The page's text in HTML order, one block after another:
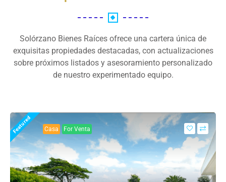
Solórzano Bienes Raíces ofrece una cartera única de
exquisitas propiedades destacadas, con actualizaciones
sobre próximos listados y asesoramiento personalizado
de nuestro experimentado equipo.
Featured Casa For Venta